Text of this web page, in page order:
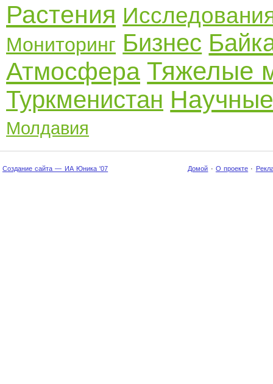
Растения
Мониторинг Бизнес
Атмосфера Тяжелые
Туркменистан
Молдавия
Создание сайта — ИА Юника '07 Домой · О проекте ·